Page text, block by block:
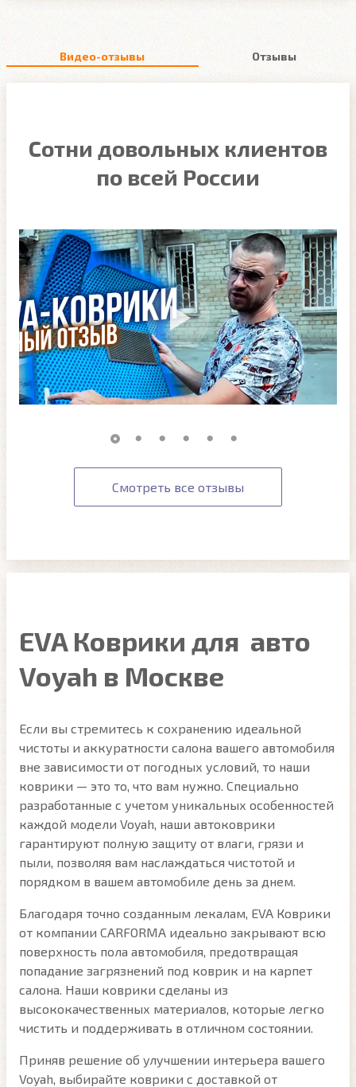
Видео-отзывы Отзывы
Сотни довольных клиентов
по всей России
Смотреть все отзывы
EVA Коврики для авто
Voyah в Москве
Если вы стремитесь к сохранению идеальной
чистоты и аккуратности салона вашего автомобиля
вне зависимости от погодных условий, то наши
коврики — это то, что вам нужно. Специально
разработанные с учетом уникальных особенностей
каждой модели Voyah, наши автоковрики
гарантируют полную защиту от влаги, грязи и
пыли, позволяя вам наслаждаться чистотой и
порядком в вашем автомобиле день за днем.
Благодаря точно созданным лекалам, EVA Коврики
от компании CARFORMA идеально закрывают всю
поверхность пола автомобиля, предотвращая
попадание загрязнений под коврик и на карпет
салона. Наши коврики сделаны из
высококачественных материалов, которые легко
чистить и поддерживать в отличном состоянии.
Приняв решение об улучшении интерьера вашего
Voyah, выбирайте коврики с доставкой от